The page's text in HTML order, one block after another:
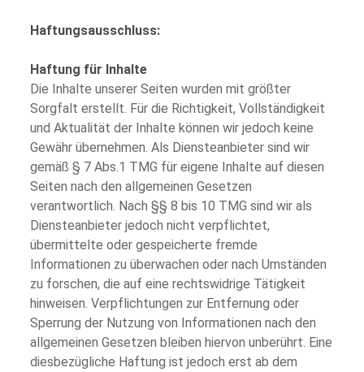
Haftungsausschluss:
Haftung für Inhalte
Die Inhalte unserer Seiten wurden mit größter
Sorgfalt erstellt. Für die Richtigkeit, Vollständigkeit
und Aktualität der Inhalte können wir jedoch keine
Gewähr übernehmen. Als Diensteanbieter sind wir
gemäß § 7 Abs.1 TMG für eigene Inhalte auf diesen
Seiten nach den allgemeinen Gesetzen
verantwortlich. Nach §§ 8 bis 10 TMG sind wir als
Diensteanbieter jedoch nicht verpflichtet,
übermittelte oder gespeicherte fremde
Informationen zu überwachen oder nach Umständen
zu forschen, die auf eine rechtswidrige Tätigkeit
hinweisen. Verpflichtungen zur Entfernung oder
Sperrung der Nutzung von Informationen nach den
allgemeinen Gesetzen bleiben hiervon unberührt. Eine
diesbezügliche Haftung ist jedoch erst ab dem